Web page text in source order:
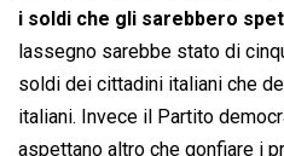
i soldi che gli sarebbero
lassegno sarebbe stato di
soldi dei cittadini italiani che
italiani. Invece il Partito
aspettano altro che gonfiare i